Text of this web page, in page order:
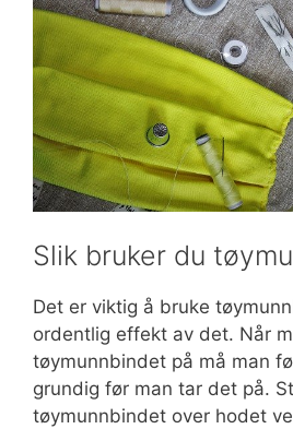
Slik bruker du
Det er viktig å bruke
ordentlig effekt av det. Når
tøymunnbindet på må man
grundig før man tar det på.
tøymunnbindet over hodet